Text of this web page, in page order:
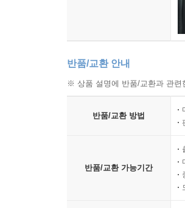
반품/교환 안내
※ 상품 설명에 반품/교환과 관련
반품/교환 방법
반품/교환 가능기간